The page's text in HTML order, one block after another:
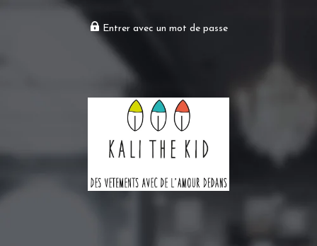
Entrer avec un mot de passe